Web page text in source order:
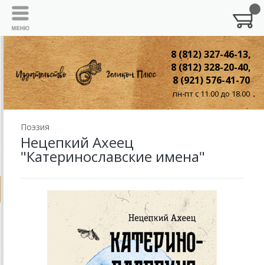
8 (812) 327-46-13,
8 (812) 328-20-40,
8 (921) 576-41-70
пн-пт с 11.00 до 18.00
Поэзия
Нецепкий Ахеец
"Катеринославские имена"